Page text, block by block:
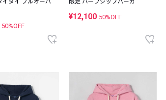
イダイ プルオーバ
50%OFF
限定 ハーフジップパーカ
¥12,100 50%OFF